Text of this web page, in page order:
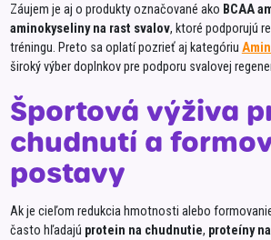
Záujem je aj o produkty označované ako BCAA
aminokyseliny na rast svalov, ktoré podporujú
tréningu. Preto sa oplatí pozrieť aj kategóriu
široký výber doplnkov pre podporu svalovej
Športová výživa
chudnutí a
postavy
Ak je cieľom redukcia hmotnosti alebo
často hľadajú protein na chudnutie, proteíny